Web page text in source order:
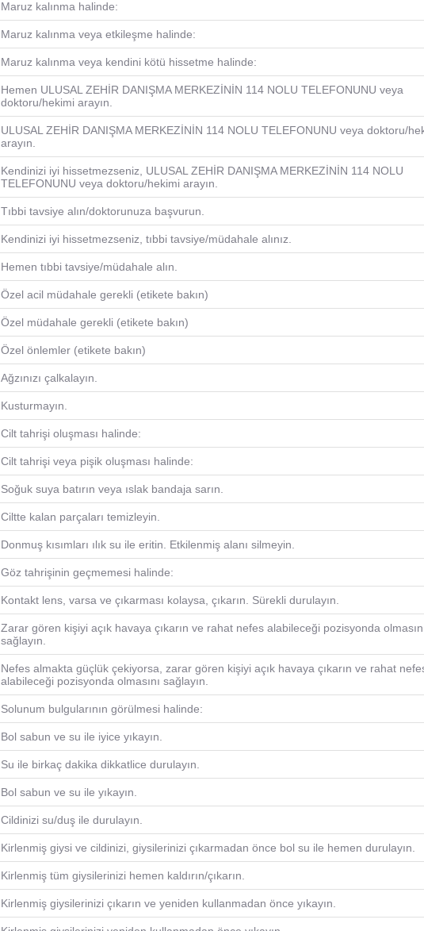
Maruz kalınma halinde:
Maruz kalınma veya etkileşme halinde:
Maruz kalınma veya kendini kötü hissetme halinde:
Hemen ULUSAL ZEHİR DANIŞMA MERKEZİNİN 114 NOLU TELEFONUNU veya
doktoru/hekimi arayın.
ULUSAL ZEHİR DANIŞMA MERKEZİNİN 114 NOLU TELEFONUNU veya doktoru/
arayın.
Kendinizi iyi hissetmezseniz, ULUSAL ZEHİR DANIŞMA MERKEZİNİN 114 NOLU
TELEFONUNU veya doktoru/hekimi arayın.
Tıbbi tavsiye alın/doktorunuza başvurun.
Kendinizi iyi hissetmezseniz, tıbbi tavsiye/müdahale alınız.
Hemen tıbbi tavsiye/müdahale alın.
Özel acil müdahale gerekli (etikete bakın)
Özel müdahale gerekli (etikete bakın)
Özel önlemler (etikete bakın)
Ağzınızı çalkalayın.
Kusturmayın.
Cilt tahrişi oluşması halinde:
Cilt tahrişi veya pişik oluşması halinde:
Soğuk suya batırın veya ıslak bandaja sarın.
Ciltte kalan parçaları temizleyin.
Donmuş kısımları ılık su ile eritin. Etkilenmiş alanı silmeyin.
Göz tahrişinin geçmemesi halinde:
Kontakt lens, varsa ve çıkarması kolaysa, çıkarın. Sürekli durulayın.
Zarar gören kişiyi açık havaya çıkarın ve rahat nefes alabileceği pozisyonda
sağlayın.
Nefes almakta güçlük çekiyorsa, zarar gören kişiyi açık havaya çıkarın ve rahat
alabileceği pozisyonda olmasını sağlayın.
Solunum bulgularının görülmesi halinde:
Bol sabun ve su ile iyice yıkayın.
Su ile birkaç dakika dikkatlice durulayın.
Bol sabun ve su ile yıkayın.
Cildinizi su/duş ile durulayın.
Kirlenmiş giysi ve cildinizi, giysilerinizi çıkarmadan önce bol su ile hemen durulayın.
Kirlenmiş tüm giysilerinizi hemen kaldırın/çıkarın.
Kirlenmiş giysilerinizi çıkarın ve yeniden kullanmadan önce yıkayın.